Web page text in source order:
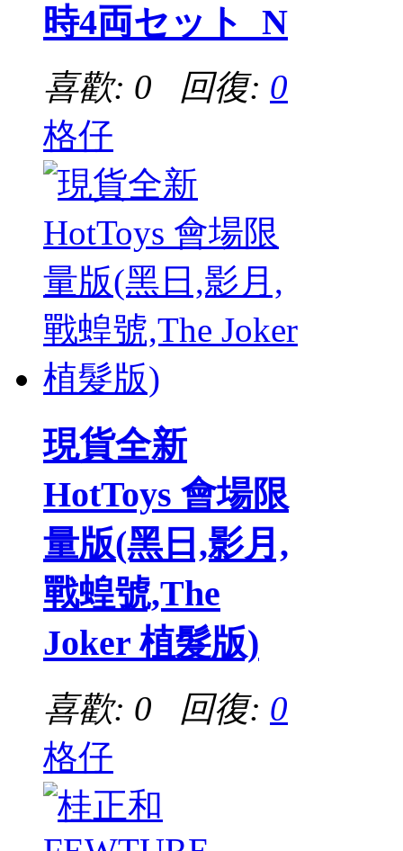
時4両セット_N
喜歡: 0 回復: 0
格仔
現貨全新
HotToys 會場限
量版(黑日,影月,
戰蝗號,The
Joker 植髮版)
喜歡: 0 回復: 0
格仔